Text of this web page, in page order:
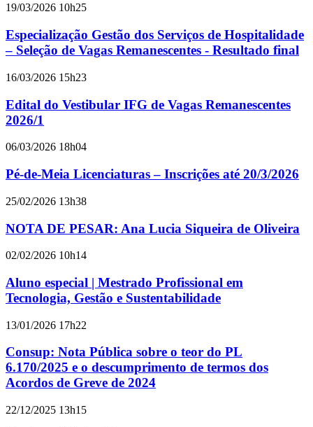
19/03/2026 10h25
Especialização Gestão dos Serviços de Hospitalidade
– Seleção de Vagas Remanescentes - Resultado final
16/03/2026 15h23
Edital do Vestibular IFG de Vagas Remanescentes
2026/1
06/03/2026 18h04
Pé-de-Meia Licenciaturas – Inscrições até 20/3/2026
25/02/2026 13h38
NOTA DE PESAR: Ana Lucia Siqueira de Oliveira
02/02/2026 10h14
Aluno especial | Mestrado Profissional em
Tecnologia, Gestão e Sustentabilidade
13/01/2026 17h22
Consup: Nota Pública sobre o teor do PL
6.170/2025 e o descumprimento de termos dos
Acordos de Greve de 2024
22/12/2025 13h15